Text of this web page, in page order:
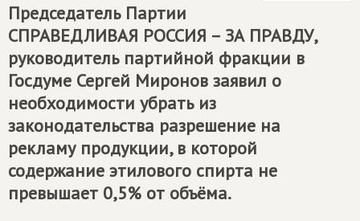
Председатель Партии
СПРАВЕДЛИВАЯ РОССИЯ – ЗА ПРАВДУ,
руководитель партийной фракции в
Госдуме Сергей Миронов заявил о
необходимости убрать из
законодательства разрешение на
рекламу продукции, в которой
содержание этилового спирта не
превышает 0,5% от объёма.